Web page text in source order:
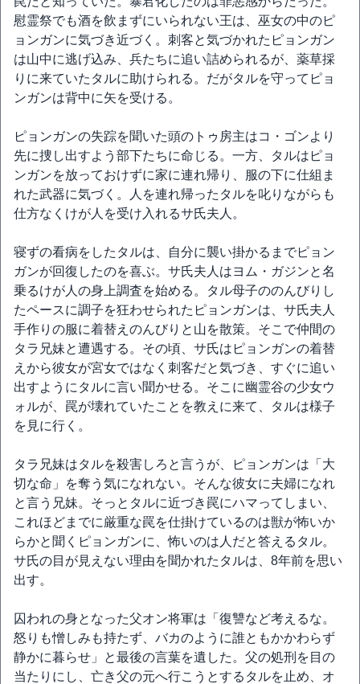
慰霊祭でも酒を飲まずにいられない王は、巫女の中のピ
ョンガンに気づき近づく。刺客と気づかれたピョンガン
は山中に逃げ込み、兵たちに追い詰められるが、薬草採
りに来ていたタルに助けられる。だがタルを守ってピョ
ンガンは背中に矢を受ける。
ピョンガンの失踪を聞いた頭のトゥ房主はコ・ゴンより
先に捜し出すよう部下たちに命じる。一方、タルはピョ
ンガンを放っておけずに家に連れ帰り、服の下に仕組ま
れた武器に気づく。人を連れ帰ったタルを叱りながらも
仕方なくけが人を受け入れるサ氏夫人。
寝ずの看病をしたタルは、自分に襲い掛かるまでピョン
ガンが回復したのを喜ぶ。サ氏夫人はヨム・ガジンと名
乗るけが人の身上調査を始める。タル母子ののんびりし
たペースに調子を狂わせられたピョンガンは、サ氏夫人
手作りの服に着替えのんびりと山を散策。そこで仲間の
タラ兄妹と遭遇する。その頃、サ氏はピョンガンの着替
えから彼女が宮女ではなく刺客だと気づき、すぐに追い
出すようにタルに言い聞かせる。そこに幽霊谷の少女ウ
ォルが、罠が壊れていたことを教えに来て、タルは様子
を見に行く。
タラ兄妹はタルを殺害しろと言うが、ピョンガンは「大
切な命」を奪う気になれない。そんな彼女に夫婦になれ
と言う兄妹。そっとタルに近づき罠にハマってしまい、
これほどまでに厳重な罠を仕掛けているのは獣が怖いか
らかと聞くピョンガンに、怖いのは人だと答えるタル。
サ氏の目が見えない理由を聞かれたタルは、8年前を思い
出す。
囚われの身となった父オン将軍は「復讐など考えるな。
怒りも憎しみも持たず、バカのように誰ともかかわらず
静かに暮らせ」と最後の言葉を遺した。父の処刑を目の
当たりにし、亡き父の元へ行こうとするタルを止め、オ